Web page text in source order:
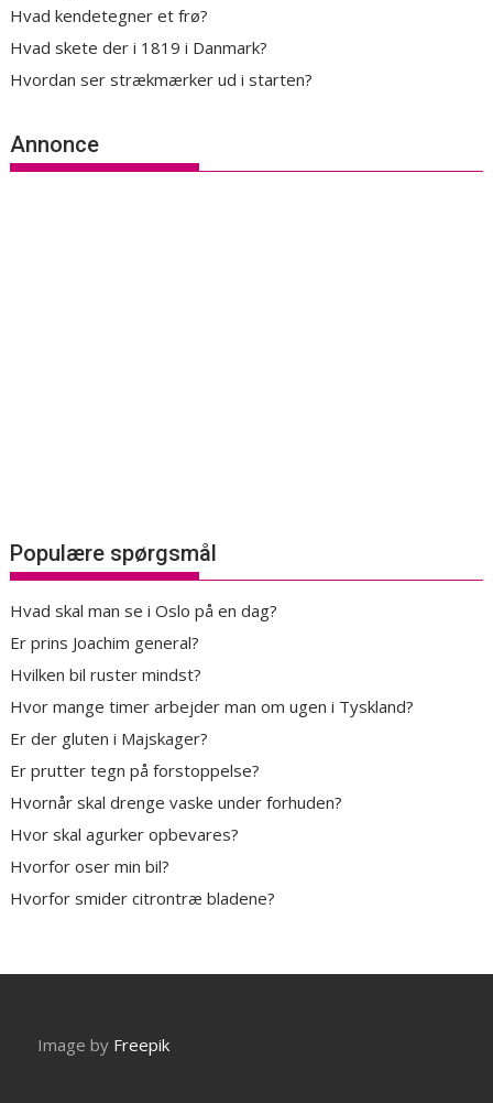
Hvad kendetegner et frø?
Hvad skete der i 1819 i Danmark?
Hvordan ser strækmærker ud i starten?
Annonce
Populære spørgsmål
Hvad skal man se i Oslo på en dag?
Er prins Joachim general?
Hvilken bil ruster mindst?
Hvor mange timer arbejder man om ugen i Tyskland?
Er der gluten i Majskager?
Er prutter tegn på forstoppelse?
Hvornår skal drenge vaske under forhuden?
Hvor skal agurker opbevares?
Hvorfor oser min bil?
Hvorfor smider citrontræ bladene?
Image by Freepik